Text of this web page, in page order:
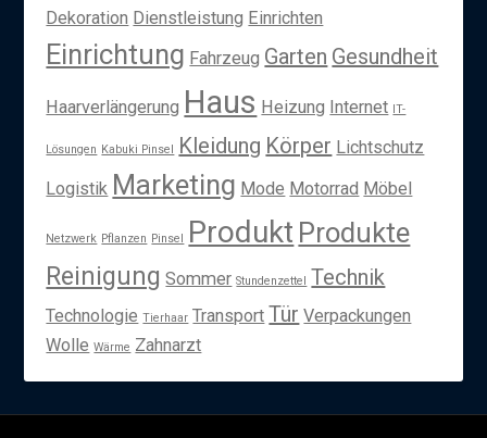
Dekoration Dienstleistung Einrichten
Einrichtung Fahrzeug Garten Gesundheit
Haarverlängerung Haus Heizung Internet IT-
Lösungen Kabuki Pinsel Kleidung Körper Lichtschutz
Logistik Marketing Mode Motorrad Möbel
Netzwerk Pflanzen Pinsel Produkt Produkte
Reinigung Sommer Stundenzettel Technik
Technologie Tierhaar Transport Tür Verpackungen
Wolle Wärme Zahnarzt